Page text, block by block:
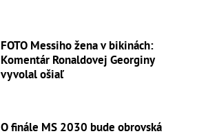
FOTO Messiho žena v bikinách:
Komentár Ronaldovej Georginy
vyvolal ošiaľ
O finále MS 2030 bude obrovská